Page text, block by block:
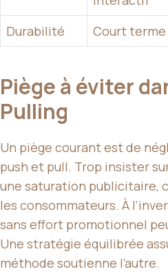
Durabilité
Court terme
Piège à éviter
Pulling
Un piège courant est de
push et pull. Trop insister
une saturation publicitaire,
les consommateurs. À
sans effort promotionnel
Une stratégie équilibrée
méthode soutienne l’autre.